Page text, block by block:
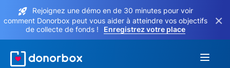
Rejoignez une démo en de 30 minutes pour voir
comment Donorbox peut vous aider à atteindre vos objectifs
de collecte de fonds !
Enregistrez votre place
×